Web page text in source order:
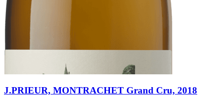
J.PRIEUR, MONTRACHET Grand Cru, 2018